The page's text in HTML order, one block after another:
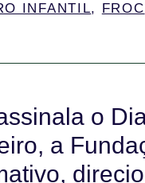
INFANTIL, FROC
o
a